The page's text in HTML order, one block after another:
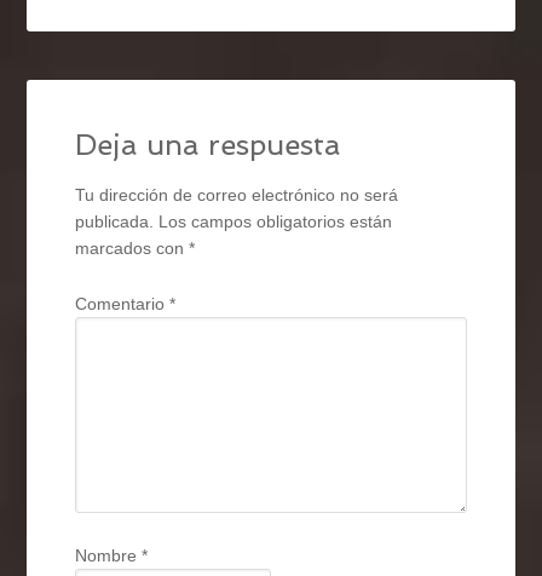
Deja una respuesta
Tu dirección de correo electrónico no será
publicada.
Los campos obligatorios están
marcados con*
Comentario*
Nombre*